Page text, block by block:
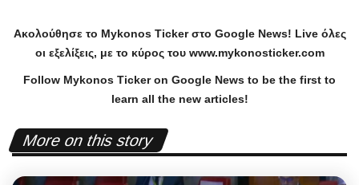
Ακολούθησε το Mykonos Tickerστο Google News! Liveόλες
οι εξελίξεις, με το κύρος του www.mykonosticker.com
Follow Mykonos Ticker on Google News to be the first to
learn all the new articles!
More on this story